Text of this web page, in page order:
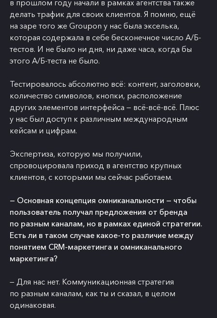
в прошлом году начали в рамках агентства также
делать трафик для своих клиентов. Я помню, ещё
на заре того же Groupon у нас была экселька,
которая содержала в себе бесконечное число А/Б-
тестов. И не было ни дня, ни даже часа, когда бы
этого А/Б-теста не было.
Тестировалось абсолютно всё: контент, заголовки,
количество символов, кнопки, расположение
других элементов интерфейса — всё-всё-всё. Плюс
у нас был доступ к различным международным
кейсам и цифрам.
Экспертиза, которую мы получили,
спровоцировала приход в агентство крупных
клиентов, с которыми мы сейчас работаем.
— Основная концепция омниканальности — чтобы
пользователь получал предложения от бренда
по разным каналам, но в рамках единой стратегии.
Есть ли в таком случае какое-то различие между
понятием CRM-маркетинга и омниканального
маркетинга?
— Для нас нет. Коммуникационная стратегия
по разным каналам, как ты и сказал, в целом
одинаковая.